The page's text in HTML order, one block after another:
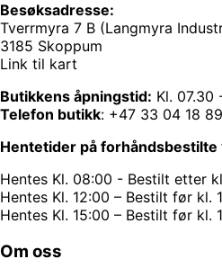
Besøksadresse:
Tverrmyra 7 B (Langmyra
3185 Skoppum
Link til kart
Butikkens åpningstid: Kl. 07.30
Telefon butikk: +47 33 04 18 89
Hentetider på forhåndsbestilte
Hentes Kl. 08:00 - Bestilt etter
Hentes Kl. 12:00 – Bestilt før kl.
Hentes Kl. 15:00 – Bestilt før kl.
Om oss